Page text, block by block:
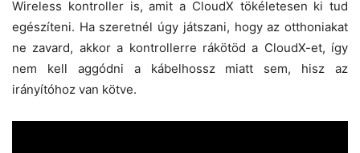
Wireless kontroller is, amit a CloudX tökéletesen ki tud
egészíteni. Ha szeretnél úgy játszani, hogy az otthoniakat
ne zavard, akkor a kontrollerre rákötöd a CloudX-et, így
nem kell aggódni a kábelhossz miatt sem, hisz az
irányítóhoz van kötve.